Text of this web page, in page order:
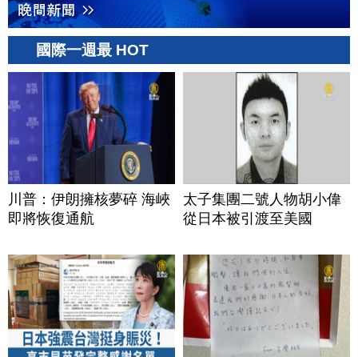
國際一週最 HOT
川普：伊朗擁核夢碎 海峽
即將恢復通航
太子集團二號人物胡小偉
從日本被引渡至美國